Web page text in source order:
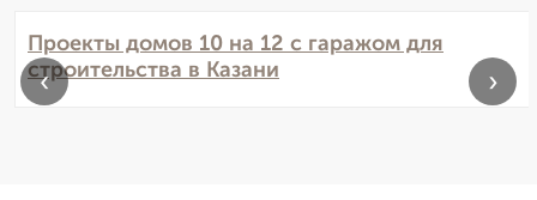
Проекты домов 10 на 12 с гаражом для
строительства в Казани
‹ ›